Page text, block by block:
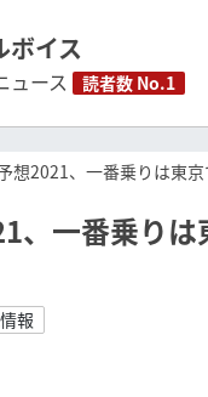
ボイス
ュース 読者数 No.1
想2021、一番乗りは東
、一番乗り
報